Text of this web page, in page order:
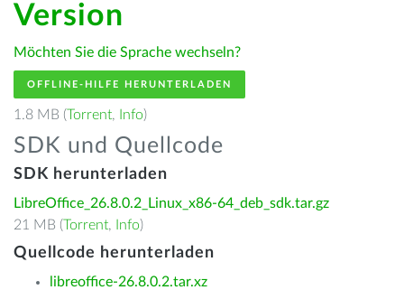
Version
Möchten Sie die Sprache wechseln?
OFFLINE-HILFE HERUNTERLADEN
1.8 MB (Torrent, Info)
SDK und Quellcode
SDK herunterladen
LibreOffice_26.8.0.2_Linux_x86-64_deb_sdk.tar.gz
21 MB (Torrent, Info)
Quellcode herunterladen
libreoffice-26.8.0.2.tar.xz